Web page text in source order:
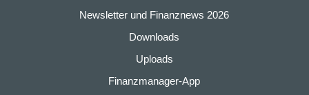
Newsletter und Finanznews 2026
Downloads
Uploads
Finanzmanager-App